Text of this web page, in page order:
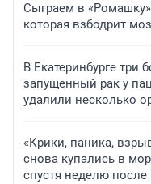
Сыграем в
которая взбодрит
В Екатеринбурге три
запущенный рак у
удалили несколько
«Крики, паника,
снова купались в
спустя неделю после